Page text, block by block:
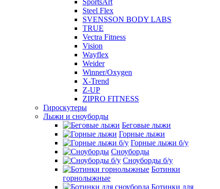
SportsArt
Steel Flex
SVENSSON BODY LABS
TRUE
Vectra Fitness
Vision
Wayflex
Weider
Winner/Oxygen
X-Trend
Z-UP
ZIPRO FITNESS
Гироскутеры
Лыжи и сноуборды
Беговые лыжи
Горные лыжи
Горные лыжи б/у
Сноуборды
Сноуборды б/у
Ботинки
горнолыжные
Ботинки для